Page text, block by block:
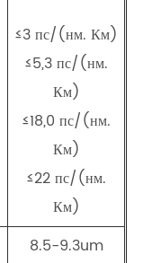
≤3 пс/(нм. Км)
≤5,3 пс/(нм.
Км)
≤18,0 пс/(нм.
Км)
≤22 пс/(нм.
Км)
8.5-9.3um